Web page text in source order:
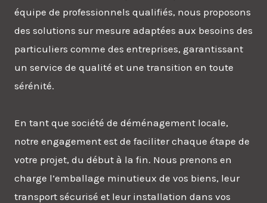
équipe de professionnels qualifiés, nous proposons
des solutions sur mesure adaptées aux besoins des
particuliers comme des entreprises, garantissant
un service de qualité et une transition en toute
sérénité.
En tant que société de déménagement locale,
notre engagement est de faciliter chaque étape de
votre projet, du début à la fin. Nous prenons en
charge l’emballage minutieux de vos biens, leur
transport sécurisé et leur installation dans vos